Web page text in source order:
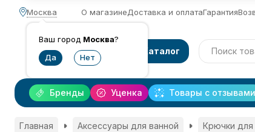
Москва
Ваш город Москва?
О магазинеДоставка и оплатаГарантия
Каталог
Уценка Товары с отзывами
Бренды
Главная Аксессуары для ванной Крючки для